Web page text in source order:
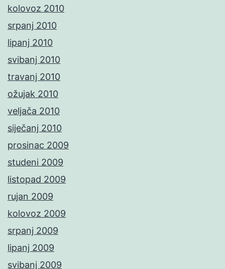
kolovoz 2010
srpanj 2010
lipanj 2010
svibanj 2010
travanj 2010
ožujak 2010
veljača 2010
siječanj 2010
prosinac 2009
studeni 2009
listopad 2009
rujan 2009
kolovoz 2009
srpanj 2009
lipanj 2009
svibanj 2009